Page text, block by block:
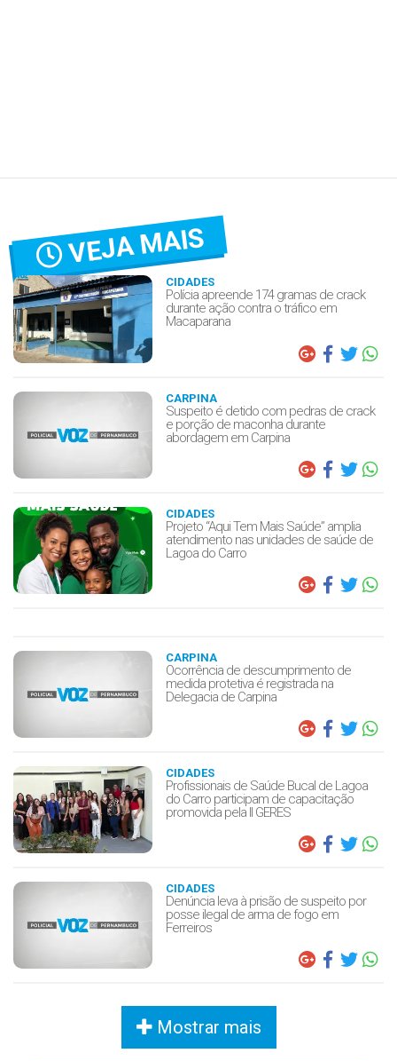
VEJA MAIS
CIDADES
Polícia apreende 174 gramas de crack
durante ação contra o tráfico em
Macaparana
CARPINA
Suspeito é detido com pedras de crack
e porção de maconha durante
abordagem em Carpina
CIDADES
Projeto “Aqui Tem Mais Saúde” amplia
atendimento nas unidades de saúde de
Lagoa do Carro
CARPINA
Ocorrência de descumprimento de
medida protetiva é registrada na
Delegacia de Carpina
CIDADES
Profissionais de Saúde Bucal de Lagoa
do Carro participam de capacitação
promovida pela II GERES
CIDADES
Denúncia leva à prisão de suspeito por
posse ilegal de arma de fogo em
Ferreiros
Mostrar mais